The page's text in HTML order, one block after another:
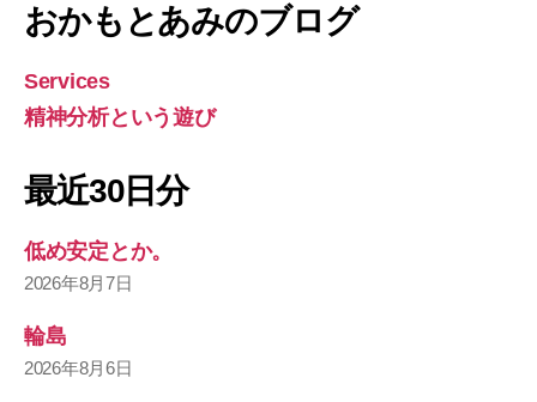
おかもとあみのブログ
Services
精神分析という遊び
最近30日分
低め安定とか。
2026年8月7日
輪島
2026年8月6日